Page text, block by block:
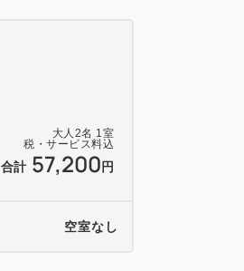
大人 2名 1室
税・サービス料込
合計 57,200 円
空室なし